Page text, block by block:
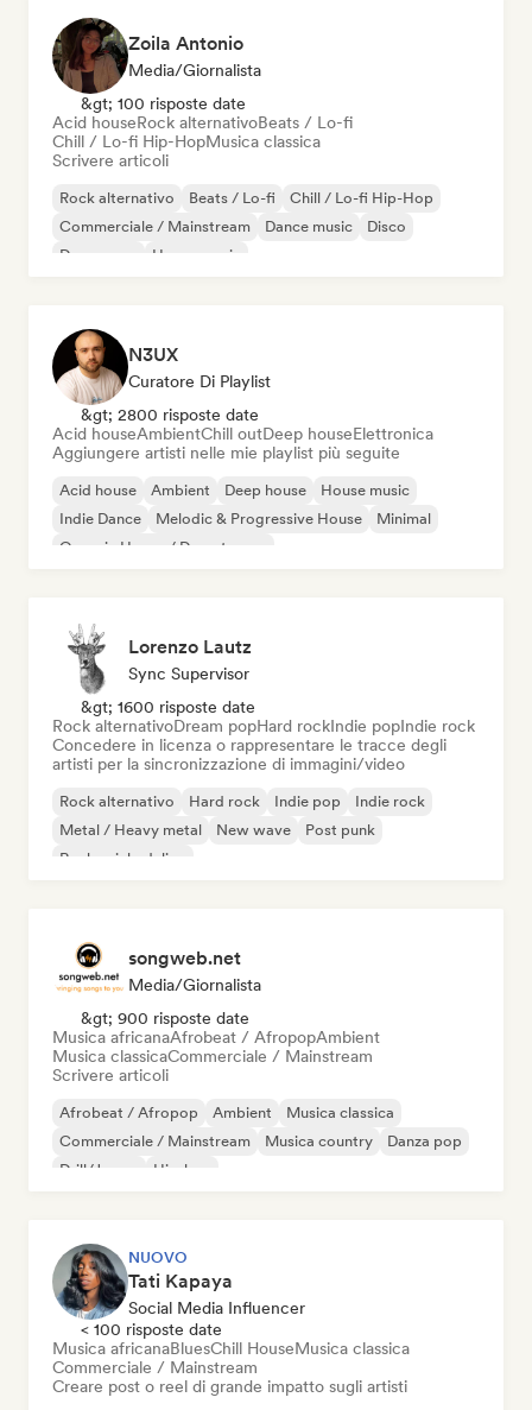
Zoila Antonio
Media/Giornalista
&gt; 100 risposte date
Acid houseRock alternativoBeats / Lo-fi
Chill / Lo-fi Hip-HopMusica classica
Scrivere articoli
Rock alternativo Beats / Lo-fi
Chill / Lo-fi Hip-Hop
Commerciale / Mainstream
Dance music
Disco
Dream pop
House music
N3UX
Curatore Di Playlist
&gt; 2800 risposte date
Acid houseAmbientChill outDeep houseElettronica
Aggiungere artisti nelle mie playlist più seguite
Acid house Ambient Deep house
House music
Indie Dance
Melodic & Progressive House
Minimal
Organic House / Downtempo
Lorenzo Lautz
Sync Supervisor
&gt; 1600 risposte date
Rock alternativoDream popHard rockIndie popIndie rock
Concedere in licenza o rappresentare le tracce degli
artisti per la sincronizzazione di immagini/video
Rock alternativo Hard rock Indie pop
Indie rock
Metal / Heavy metal
New wave
Post punk
Rock psichedelico
songweb.net
Media/Giornalista
&gt; 900 risposte date
Musica africanaAfrobeat / AfropopAmbient
Musica classicaCommerciale / Mainstream
Scrivere articoli
Afrobeat / Afropop Ambient
Musica classica
Commerciale / Mainstream
Musica country
Danza pop
Drill/Jersey
Hip-hop
NUOVO
Tati Kapaya
Social Media Influencer
< 100 risposte date
Musica africanaBluesChill HouseMusica classica
Commerciale / Mainstream
Creare post o reel di grande impatto sugli artisti